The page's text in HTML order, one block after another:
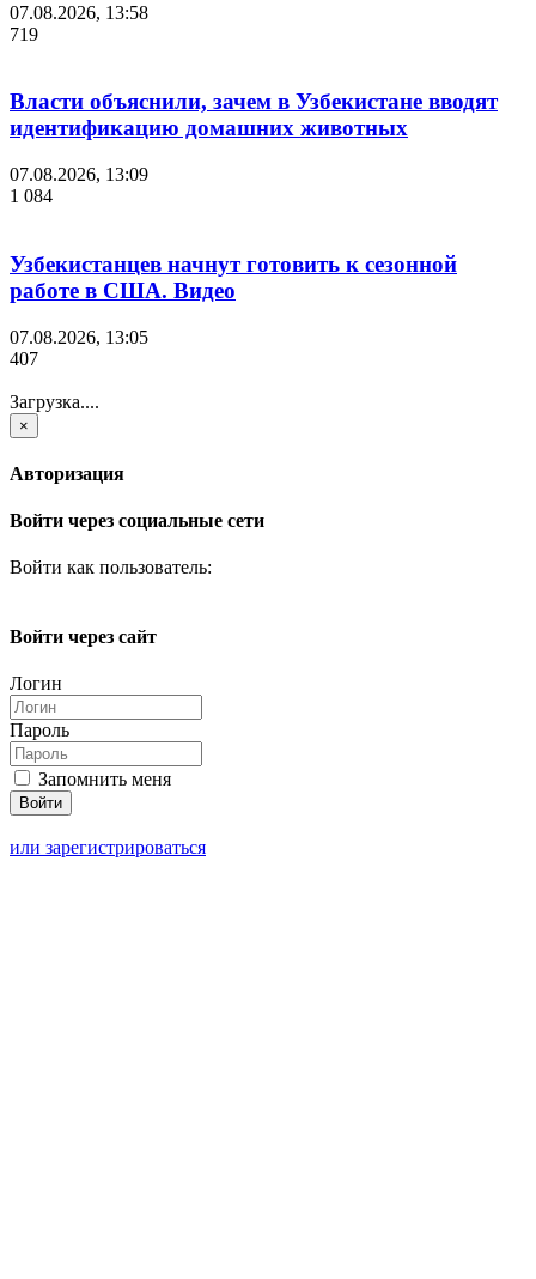
07.08.2026, 13:58
719
Власти объяснили, зачем в Узбекистане вводят
идентификацию домашних животных
07.08.2026, 13:09
1 084
Узбекистанцев начнут готовить к сезонной
работе в США. Видео
07.08.2026, 13:05
407
Загрузка....
×
Авторизация
Войти через социальные сети
Войти как пользователь:
Войти через сайт
Логин
Пароль
Запомнить меня
или зарегистрироваться